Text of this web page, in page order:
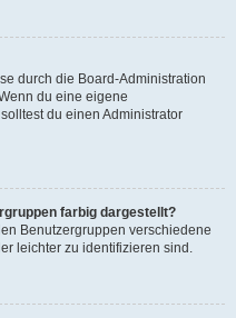
durch die Board-Administration
du eine eigene
du einen Administrator
farbig dargestellt?
Benutzergruppen verschiedene
leichter zu identifizieren sind.